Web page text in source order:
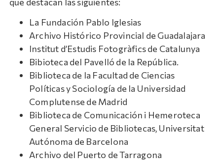
La Fundación Pablo Iglesias
Archivo Histórico Provincial de Guadalajara
Institut d’Estudis Fotogràfics de Catalunya
Bibioteca del Pavelló de la República.
Biblioteca de la Facultad de Ciencias
Políticas y Sociología de la Universidad
Complutense de Madrid
Biblioteca de Comunicación i Hemeroteca
General Servicio de Bibliotecas, Universitat
Autónoma de Barcelona
Archivo del Puerto de Tarragona